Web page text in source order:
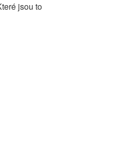
jsou to